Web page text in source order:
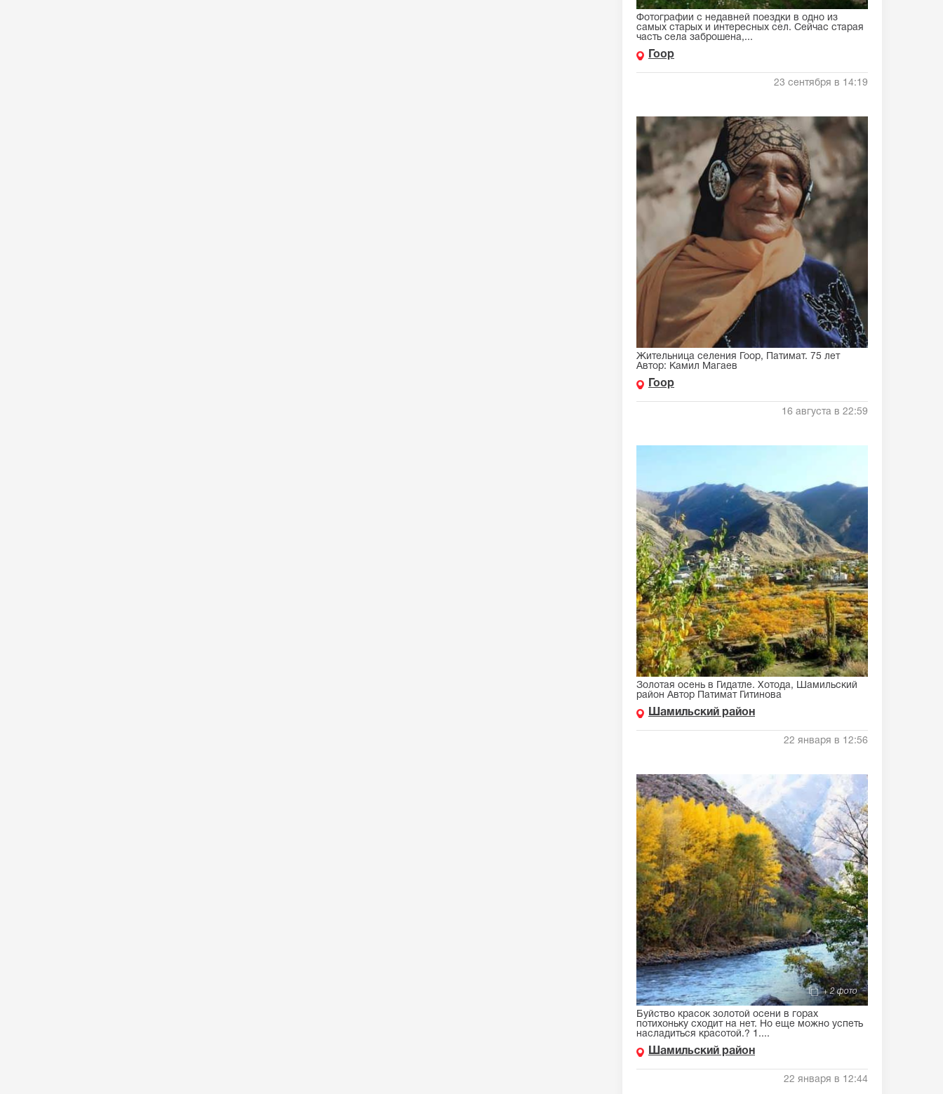
Фотографии с недавней поездки в одно из
самых старых и интересных сел. Сейчас старая
часть села заброшена,...
Гоор
23 сентября в 14:19
Жительница селения Гоор, Патимат. 75 лет
Автор: Камил Магаев
Гоор
16 августа в 22:59
Золотая осень в Гидатле. Хотода, Шамильский
район Автор Патимат Гитинова
Шамильский район
22 января в 12:56
+ 2 фото
Буйство красок золотой осени в горах
потихоньку сходит на нет. Но еще можно успеть
насладиться красотой.? 1....
Шамильский район
22 января в 12:44